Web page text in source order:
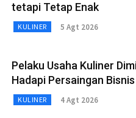
tetapi Tetap Enak
KULINER 5 Agt 2026
Pelaku Usaha Kuliner
Hadapi Persaingan Bisnis
KULINER 4 Agt 2026